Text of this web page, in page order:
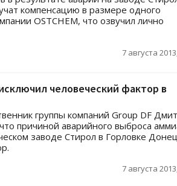
компенсацию в размере одного
OSTCHEM, что озвучил лично
7 августа
человеческий фактор в
группы компаний Group DF
причиной аварийного выброса
заводе Стирол в Горловке
7 августа